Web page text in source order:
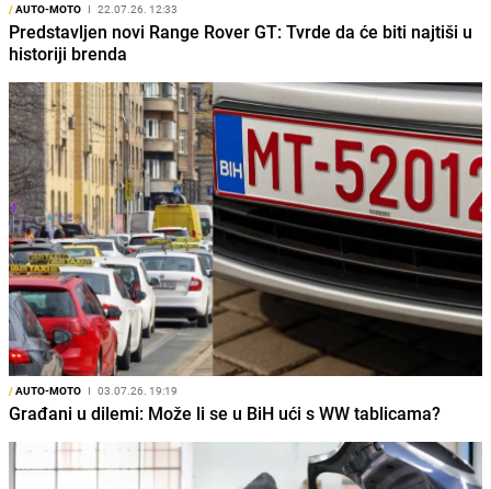
/AUTO-MOTO I 22.07.26. 12:33
Predstavljen novi Range Rover GT: Tvrde da će biti najtiši u
historiji brenda
/AUTO-MOTO I 03.07.26. 19:19
Građani u dilemi: Može li se u BiH ući s WW tablicama?